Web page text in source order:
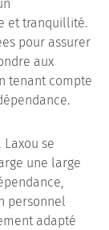
et tranquillité.
pour assurer
aux
tenant compte
Laxou se
une large
personnel
adapté